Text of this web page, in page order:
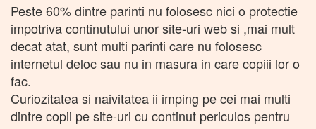
Peste 60% dintre parinti nu folosesc nici o protectie
impotriva continutului unor site-uri web si ,mai mult
decat atat, sunt multi parinti care nu folosesc
internetul deloc sau nu in masura in care copiii lor o
fac.
Curiozitatea si naivitatea ii imping pe cei mai multi
dintre copii pe site-uri cu continut periculos pentru